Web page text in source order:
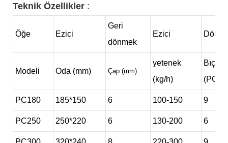
Teknik Özellikler :
Öğe Ezici
Geri
dönmek
Ezici Döner
Modeli Oda (mm) Çap (mm)
yetenek
(kg/h)
Bıçak
(PCS)
PC180 185*150 6 100-150 9
PC250 250*220 6 130-200 6